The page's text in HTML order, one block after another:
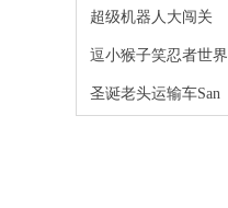
超级机器人大闯关
逗小猴子笑忍者世界
圣诞老头运输车San